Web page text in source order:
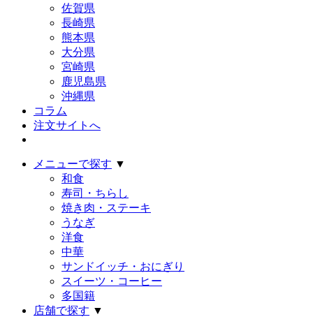
佐賀県
長崎県
熊本県
大分県
宮崎県
鹿児島県
沖縄県
コラム
注文サイトへ
メニューで探す ▼
和食
寿司・ちらし
焼き肉・ステーキ
うなぎ
洋食
中華
サンドイッチ・おにぎり
スイーツ・コーヒー
多国籍
店舗で探す ▼